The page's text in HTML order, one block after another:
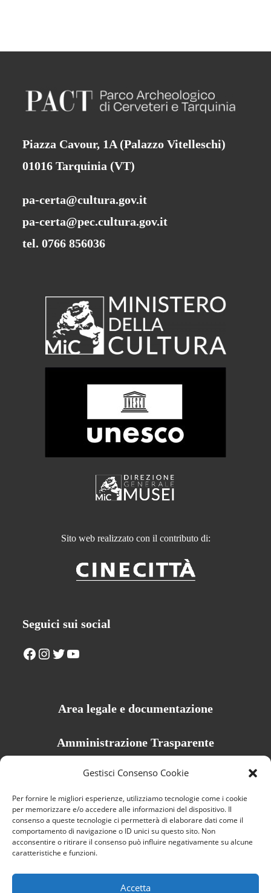
Gestisci Consenso Cookie
Per fornire le migliori esperienze, utilizziamo tecnologie come i cookie
per memorizzare e/o accedere alle informazioni del dispositivo. Il
consenso a queste tecnologie ci permetterà di elaborare dati come il
comportamento di navigazione o ID unici su questo sito. Non
acconsentire o ritirare il consenso può influire negativamente su alcune
caratteristiche e funzioni.
Accetta
Piazza Cavour, 1A (Palazzo Vitelleschi)
01016 Tarquinia (VT)
pa-certa@cultura.gov.it
pa-certa@pec.cultura.gov.it
tel. 0766 856036
Sito web realizzato con il contributo di:
Seguici sui social
Facebook Instagram Twitter YouTube
Area legale e documentazione
Amministrazione Trasparente
Dichiarazione di accessibilità
Credits